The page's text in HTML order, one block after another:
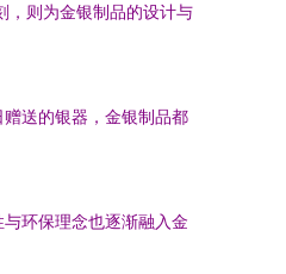
，则为金银制品的设计与
送的银器，金银制品都
环保理念也逐渐融入金